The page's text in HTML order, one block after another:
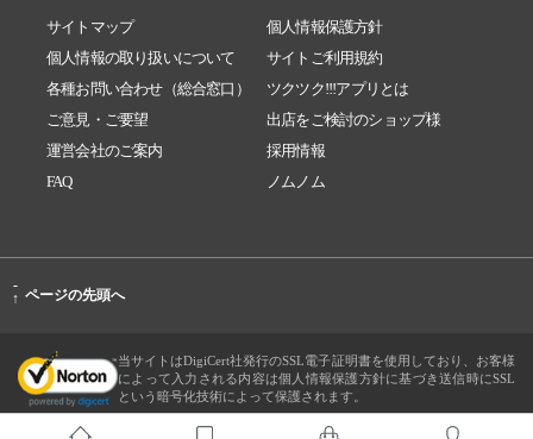
サイトマップ
個人情報保護方針
個人情報の取り扱いについて
サイトご利用規約
各種お問い合わせ（総合窓口）
ツクツク!!!アプリとは
ご意見・ご要望
出店をご検討のショップ様
運営会社のご案内
採用情報
FAQ
ノムノム
-
↑ ページの先頭へ
当サイトはDigiCert社発行のSSL電子証明書を使用しており、お客様
によって入力される内容は個人情報保護方針に基づき送信時にSSL
という暗号化技術によって保護されます。